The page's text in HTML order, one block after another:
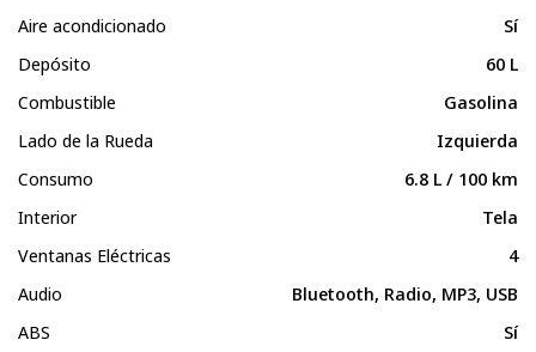
Aire acondicionado
Sí
Depósito
60 L
Combustible
Gasolina
Lado de la Rueda
Izquierda
Consumo
6.8 L / 100 km
Interior
Tela
Ventanas Eléctricas
4
Audio
Bluetooth, Radio, MP3, USB
ABS
Sí